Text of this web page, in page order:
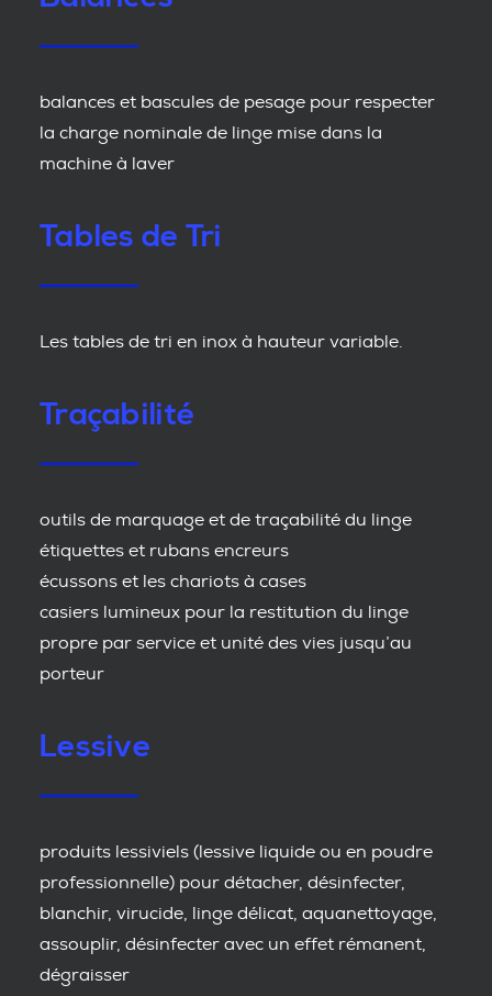
balances et bascules de pesage pour respecter
la charge nominale de linge mise dans la
machine à laver
Tables de Tri
Les tables de tri en inox à hauteur variable.
Traçabilité
outils de marquage et de traçabilité du linge
étiquettes et rubans encreurs
écussons et les chariots à cases
casiers lumineux pour la restitution du linge
propre par service et unité des vies jusqu’au
porteur
Lessive
produits lessiviels (lessive liquide ou en poudre
professionnelle) pour détacher, désinfecter,
blanchir, virucide, linge délicat, aquanettoyage,
assouplir, désinfecter avec un effet rémanent,
dégraisser